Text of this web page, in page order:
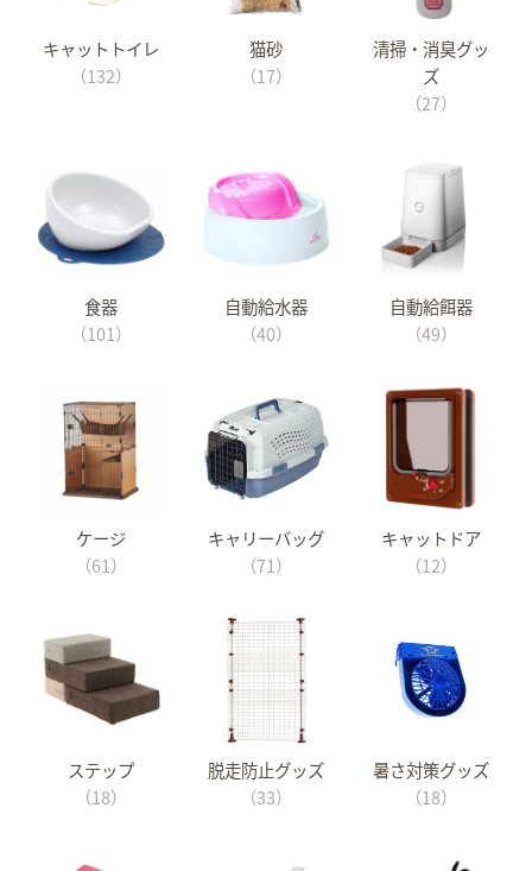
キャットトイレ
（132）
猫砂
（17）
清掃・消臭グッ
ズ
（27）
食器
（101）
自動給水器
（40）
自動給餌器
（49）
ケージ
（61）
キャリーバッグ
（71）
キャットドア
（12）
ステップ
（18）
脱走防止グッズ
（33）
暑さ対策グッズ
（18）